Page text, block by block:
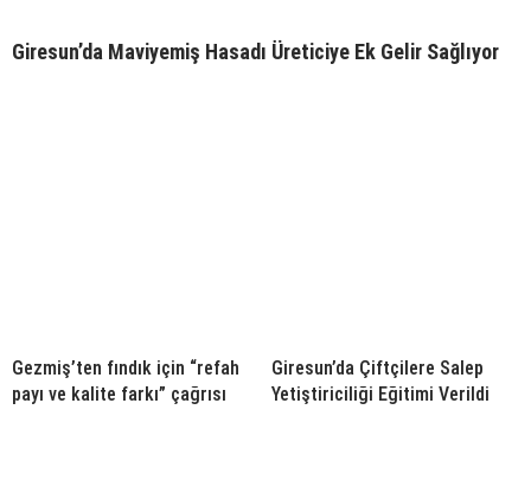
Giresun’da Maviyemiş Hasadı Üreticiye Ek Gelir Sağlıyor
Gezmiş’ten fındık için “refah
payı ve kalite farkı” çağrısı
Giresun’da Çiftçilere Salep
Yetiştiriciliği Eğitimi Verildi